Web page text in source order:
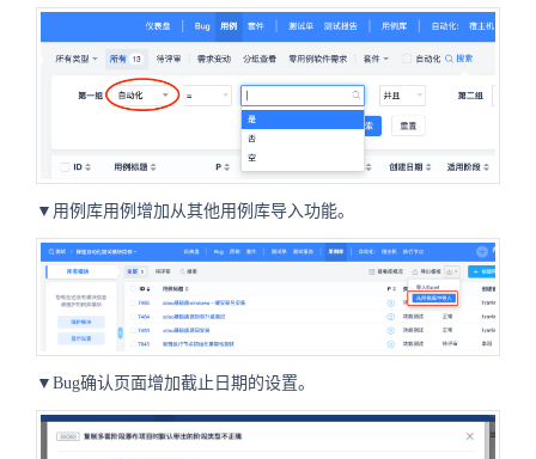
▼用例库用例增加从其他用例库导入功能。
▼Bug确认页面增加截止日期的设置。